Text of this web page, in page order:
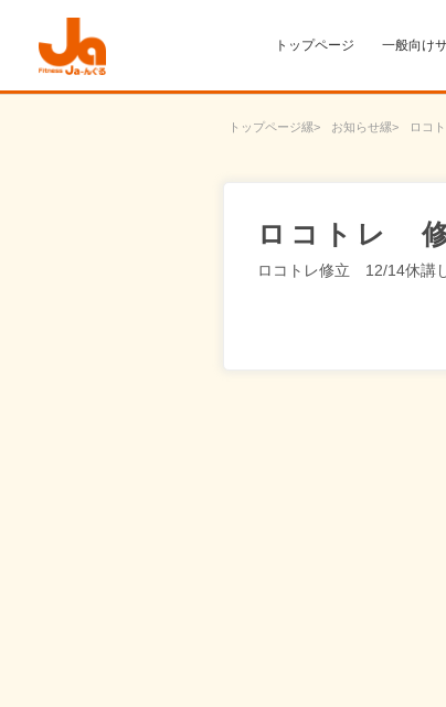
トップページ 一般向け
トップページ お知らせ ロコ
ロコトレ
ロコトレ修立 12/14休講